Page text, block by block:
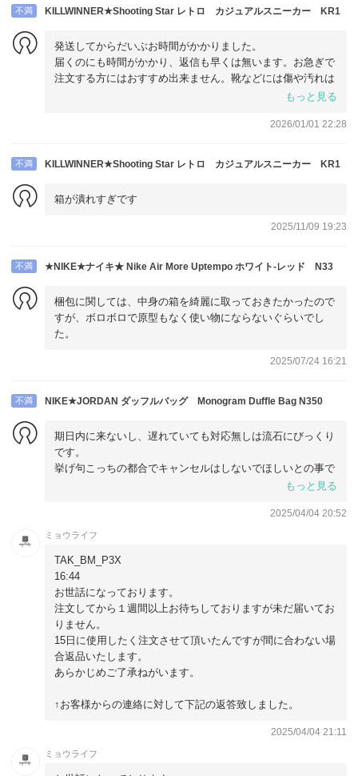
不満 KILLWINNER★Shooting Star レトロ カジュアルスニーカー KR1
発送してからだいぶお時間がかかりました。
届くのにも時間がかかり、返信も早くは無います。お急ぎで
注文する方にはおすすめ出来ません。靴などには傷や汚れは
無かったですが、箱は綺麗な状態ではなかったです。ありが
もっと見る
2026/01/01 22:28
不満 KILLWINNER★Shooting Star レトロ カジュアルスニーカー KR1
箱が潰れすぎです
2025/11/09 19:23
不満 ★NIKE★ナイキ★ Nike Air More Uptempo ホワイト-レッド N33
梱包に関しては、中身の箱を綺麗に取っておきたかったので
すが、ボロボロで原型もなく使い物にならないぐらいでし
た。
2025/07/24 16:21
不満 NIKE★JORDAN ダッフルバッグ Monogram Duffle Bag N350
期日内に来ないし、遅れていても対応無しは流石にびっくり
です。
挙げ句こっちの都合でキャンセルはしないでほしいとの事で
もっと見る
2025/04/04 20:52
ミョウライフ
TAK_BM_P3X
16:44
お世話になっております。
注文してから１週間以上お待ちしておりますが未だ届いてお
りません。
15日に使用したく注文させて頂いたんですが間に合わない場
合返品いたします。
あらかじめご了承ねがいます。
↑お客様からの連絡に対して下記の返答致しました。
2025/04/04 21:11
ミョウライフ